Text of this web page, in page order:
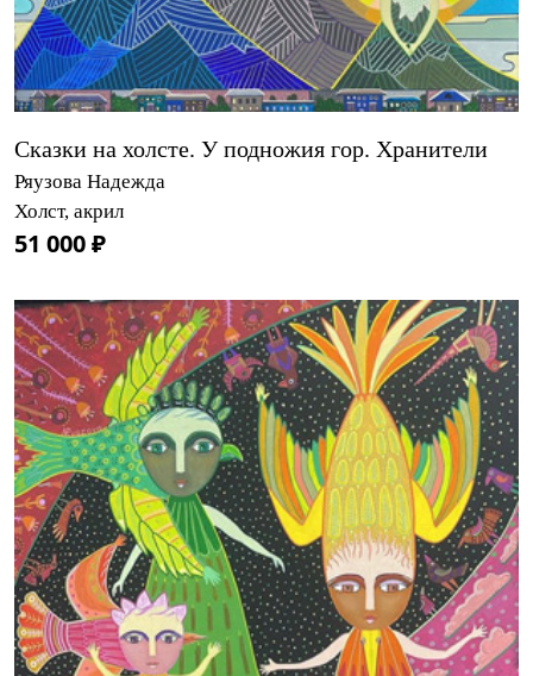
Сказки на холсте. У подножия гор. Хранители
Ряузова Надежда
Холст, акрил
51 000 ₽